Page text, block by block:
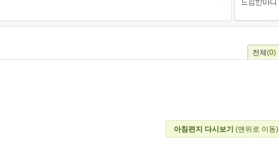
전체 (0)
아침편지 다시보기 (맨위로 이동)